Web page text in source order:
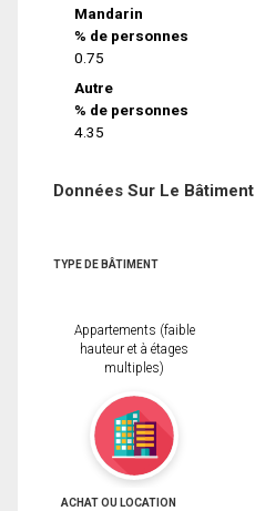
Mandarin
% de personnes
0.75
Autre
% de personnes
4.35
Données Sur Le Bâtiment
TYPE DE BÂTIMENT
Appartements (faible
hauteur et à étages
multiples)
ACHAT OU LOCATION